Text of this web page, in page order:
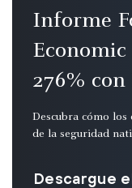
Informe
276%
Descubra cómo
de la seguridad
Descargue